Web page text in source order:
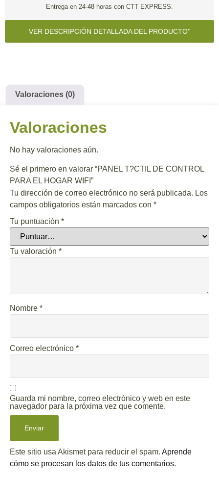
Entrega en 24-48 horas con CTT EXPRESS.
VER DESCRIPCIÓN DETALLADA DEL PRODUCTO
Valoraciones (0)
Valoraciones
No hay valoraciones aún.
Sé el primero en valorar “PANEL T?CTIL DE CONTROL
PARA EL HOGAR WIFI”
Tu dirección de correo electrónico no será publicada. Los
campos obligatorios están marcados con *
Tu puntuación *
Tu valoración *
Nombre *
Correo electrónico *
Guarda mi nombre, correo electrónico y web en este
navegador para la próxima vez que comente.
Este sitio usa Akismet para reducir el spam. Aprende
cómo se procesan los datos de tus comentarios.